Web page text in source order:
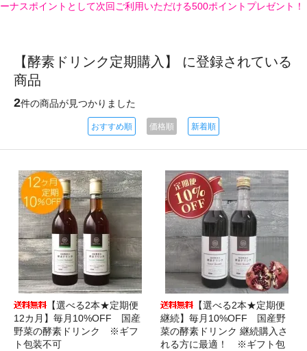
ーナスポイントとして次回ご利用いただける500ポイントプレゼント！
【酵素ドリンク定期購入】 に登録されている
商品
2件の商品が見つかりました
おすすめ順 価格順 新着順
【選べる2本★定期便
12カ月】毎月10%OFF 国産
野菜の酵素ドリンク ※ギフ
ト包装不可
【選べる2本★定期便
継続】毎月10%OFF 国産野
菜の酵素ドリンク 継続購入さ
れる方に最適！ ※ギフト包